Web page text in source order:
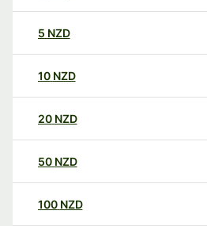
5 NZD
10 NZD
20 NZD
50 NZD
100 NZD